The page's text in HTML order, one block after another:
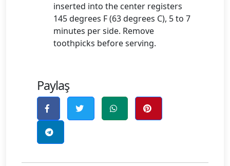
inserted into the center registers
145 degrees F (63 degrees C), 5 to 7
minutes per side. Remove
toothpicks before serving.
Paylaş